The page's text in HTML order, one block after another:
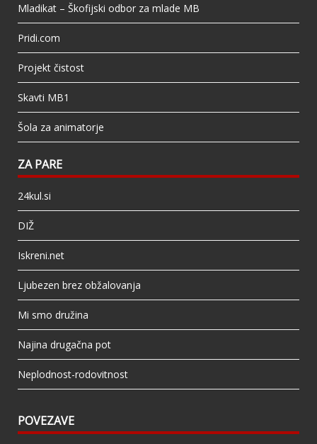
Mladikat – Škofijski odbor za mlade MB
Pridi.com
Projekt čistost
Skavti MB1
Šola za animatorje
ZA PARE
24kul.si
DIŽ
Iskreni.net
Ljubezen brez obžalovanja
Mi smo družina
Najina drugačna pot
Neplodnost-rodovitnost
POVEZAVE